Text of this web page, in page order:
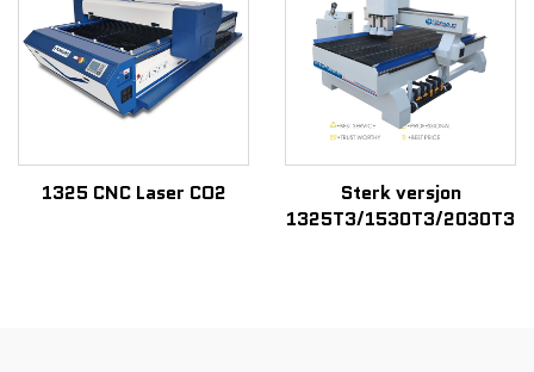
1325 CNC Laser CO2
Sterk versjon
1325T3/1530T3/2030T3